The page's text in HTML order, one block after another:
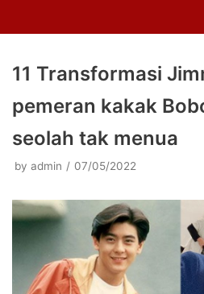
11 Transformasi
pemeran kakak
seolah tak menua
by admin 07/05/2022